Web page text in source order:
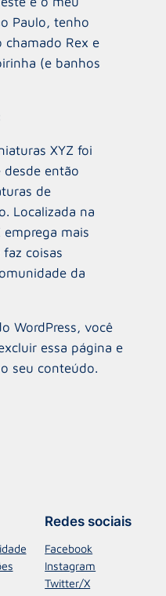
Paulo, tenho
chamado Rex e
(e banhos
XYZ foi
desde então
de
Localizada na
emprega mais
coisas
da
WordPress, você
essa página e
seu conteúdo.
Redes sociais
Facebook
Instagram
Twitter/X